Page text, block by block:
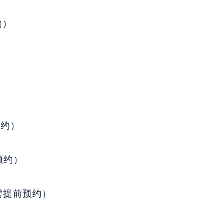
（鄂尔多斯大厦）23层2326室（需提前预约）
室（需提前预约）
）
）
预约）
）
）
前预约）